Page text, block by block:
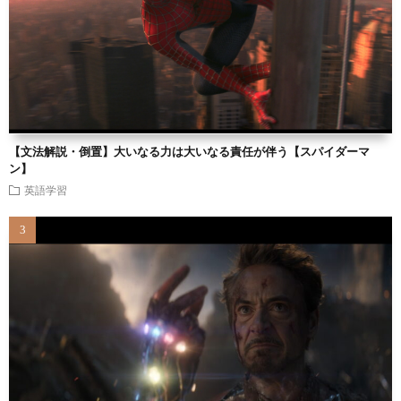
【文法解説・倒置】大いなる力は大いなる責任が伴う【スパイダーマ
ン】
英語学習